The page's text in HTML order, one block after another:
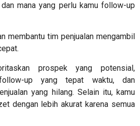
mana yang perlu kamu follow-up
membantu tim penjualan mengambil
prospek yang potensial,
up yang tepat waktu, dan
yang hilang. Selain itu, kamu
dengan lebih akurat karena semua